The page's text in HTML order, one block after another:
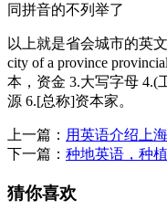
同拼音的不列举了
以上就是省会城市的英
city of a province
本，资金 3.大写字母 4.(
源 6.[总称]资本家。
上一篇： 用英语介绍上
下一篇： 种地英语，种
猜你喜欢